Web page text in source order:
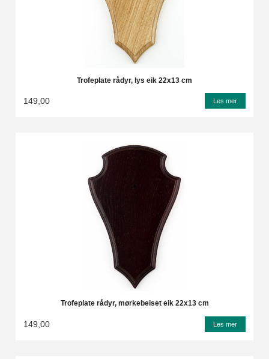
Trofeplate rådyr, lys eik 22x13 cm
149,00 Les mer
Trofeplate rådyr, mørkebeiset eik 22x13 cm
149,00 Les mer